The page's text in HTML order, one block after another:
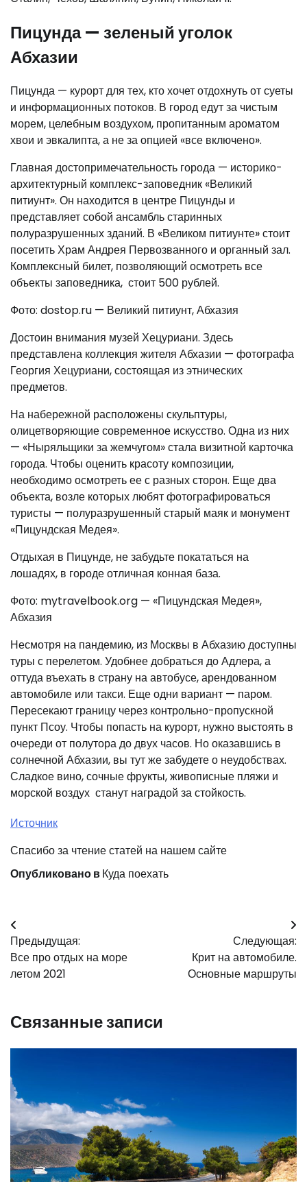
Пицунда — зеленый уголок
Абхазии
Пицунда — курорт для тех, кто хочет отдохнуть от суеты
и информационных потоков. В город едут за чистым
морем, целебным воздухом, пропитанным ароматом
хвои и эвкалипта, а не за опцией «все включено».
Главная достопримечательность города — историко-
архитектурный комплекс-заповедник «Великий
питиунт». Он находится в центре Пицунды и
представляет собой ансамбль старинных
полуразрушенных зданий. В «Великом питиунте» стоит
посетить Храм Андрея Первозванного и органный зал.
Комплексный билет, позволяющий осмотреть все
объекты заповедника, стоит 500 рублей.
Фото: dostop.ru — Великий питиунт, Абхазия
Достоин внимания музей Хецуриани. Здесь
представлена коллекция жителя Абхазии — фотографа
Георгия Хецуриани, состоящая из этнических
предметов.
На набережной расположены скульптуры,
олицетворяющие современное искусство. Одна из них
— «Ныряльщики за жемчугом» стала визитной карточка
города. Чтобы оценить красоту композиции,
необходимо осмотреть ее с разных сторон. Еще два
объекта, возле которых любят фотографироваться
туристы — полуразрушенный старый маяк и монумент
«Пицундская Медея».
Отдыхая в Пицунде, не забудьте покататься на
лошадях, в городе отличная конная база.
Фото: mytravelbook.org — «Пицундская Медея»,
Абхазия
Несмотря на пандемию, из Москвы в Абхазию доступны
туры с перелетом. Удобнее добраться до Адлера, а
оттуда въехать в страну на автобусе, арендованном
автомобиле или такси. Еще одни вариант — паром.
Пересекают границу через контрольно-пропускной
пункт Псоу. Чтобы попасть на курорт, нужно выстоять в
очереди от полутора до двух часов. Но оказавшись в
солнечной Абхазии, вы тут же забудете о неудобствах.
Сладкое вино, сочные фрукты, живописные пляжи и
морской воздух станут наградой за стойкость.
Источник
Спасибо за чтение статей на нашем сайте
Опубликовано вКуда поехать
Навигация
по
записям
Предыдущая:
Все про отдых на море
летом 2021
Следующая:
Крит на автомобиле.
Основные маршруты
Связанные записи